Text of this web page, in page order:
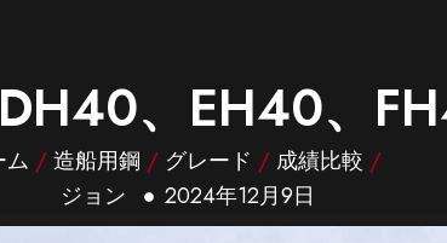
、EH40、
ム /造船用鋼 / グレード /成績比較 /
ジョン
2024年12月9日